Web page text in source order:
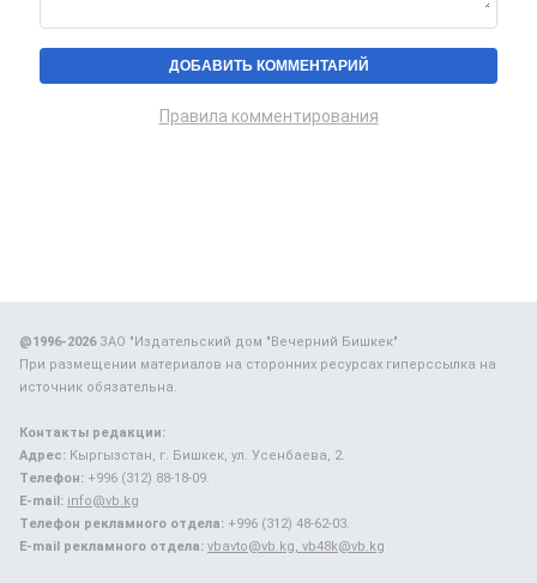
Правила комментирования
@1996-2026ЗАО "Издательский дом "Вечерний Бишкек"
При размещении материалов на сторонних ресурсах гиперссылка на
источник обязательна.
Контакты редакции:
Адрес: Кыргызстан, г. Бишкек, ул. Усенбаева, 2.
Телефон: +996 (312) 88-18-09.
E-mail: info@vb.kg
Телефон рекламного отдела: +996 (312) 48-62-03.
E-mail рекламного отдела: vbavto@vb.kg, vb48k@vb.kg